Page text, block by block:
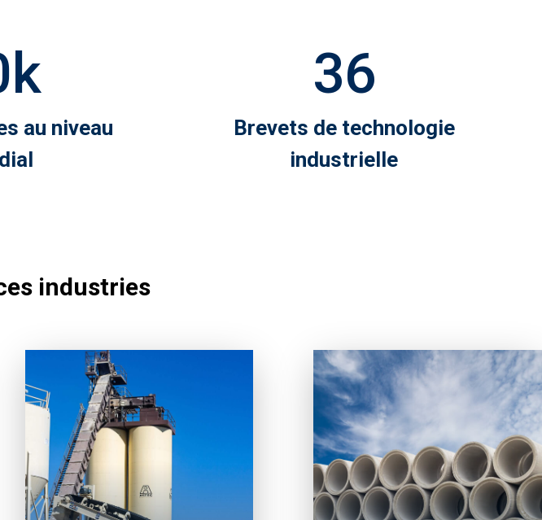
k
au niveau
36
Brevets de technologie
industrielle
industries